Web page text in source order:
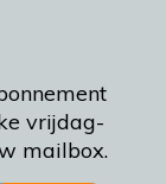
vrijdag-
mailbox.